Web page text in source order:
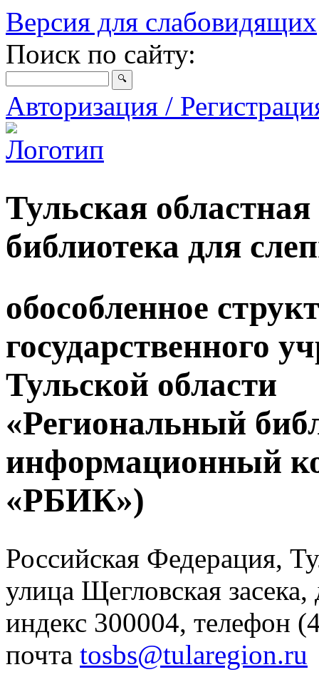
Версия для слабовидящих
Поиск по сайту:
Авторизация /
Тульская
библиотека для
обособленное
государственного
Тульской области
«Региональный
информационный
«РБИК»)
Российская Федерация,
улица Щегловская
индекс 300004, телефон
почта tosbs@tularegion.ru